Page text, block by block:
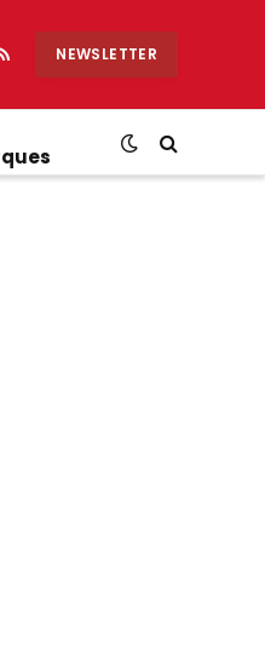
RSS NEWSLETTER